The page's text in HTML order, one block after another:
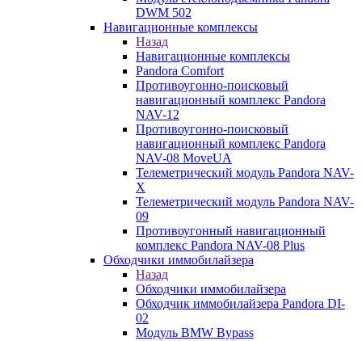
DWM 502
Навигационные комплексы
Назад
Навигационные комплексы
Pandora Comfort
Противоугонно-поисковый
навигационный комплекс Pandora
NAV-12
Противоугонно-поисковый
навигационный комплекс Pandora
NAV-08 MoveUA
Телеметрический модуль Pandora NAV-
X
Телеметрический модуль Pandora NAV-
09
Противоугонный навигационный
комплекс Pandora NAV-08 Plus
Обходчики иммобилайзера
Назад
Обходчики иммобилайзера
Обходчик иммобилайзера Pandora DI-
02
Модуль BMW Bypass